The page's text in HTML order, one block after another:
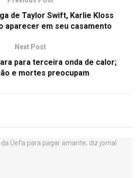
de Taylor Swift, Karlie Kloss
aparecer em seu casamento
Next Post
para terceira onda de calor;
e mortes preocupam